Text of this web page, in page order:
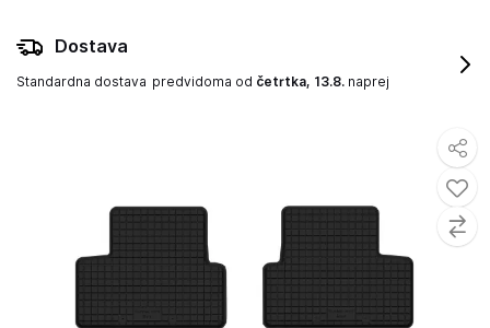
Dostava
Standardna dostava predvidoma od četrtka, 13.8. naprej